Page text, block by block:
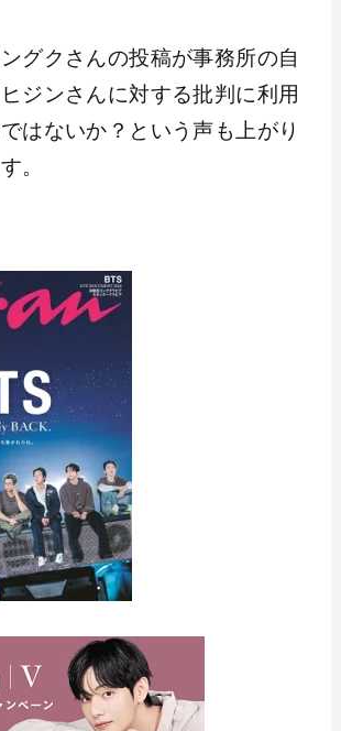
グクさんの投稿が事務所の自
ジンさんに対する批判に利用
はないか？という声も上がり
。